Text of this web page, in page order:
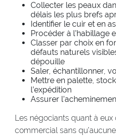
Collecter les peaux
délais les plus brefs
Identifier le cuir et en
Procéder à l’habillage
Classer par choix en
défauts naturels
dépouille
Saler, échantillonner,
Mettre en palette,
l’expédition
Assurer
Les négociants quant à
commercial sans